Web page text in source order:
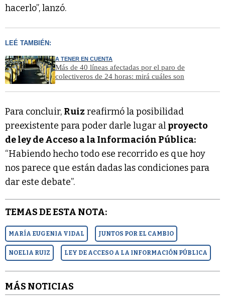
hacerlo”, lanzó.
LEÉ TAMBIÉN:
A TENER EN CUENTA
Más de 40 líneas afectadas por el paro de
colectiveros de 24 horas: mirá cuáles son
Para concluir, Ruiz reafirmó la posibilidad
preexistente para poder darle lugar al proyecto
de ley de Acceso a la Información Pública:
“Habiendo hecho todo ese recorrido es que hoy
nos parece que están dadas las condiciones para
dar este debate”.
TEMAS DE ESTA NOTA:
MARÍA EUGENIA VIDAL JUNTOS POR EL CAMBIO
NOELIA RUIZ LEY DE ACCESO A LA INFORMACIÓN PÚBLICA
MÁS NOTICIAS